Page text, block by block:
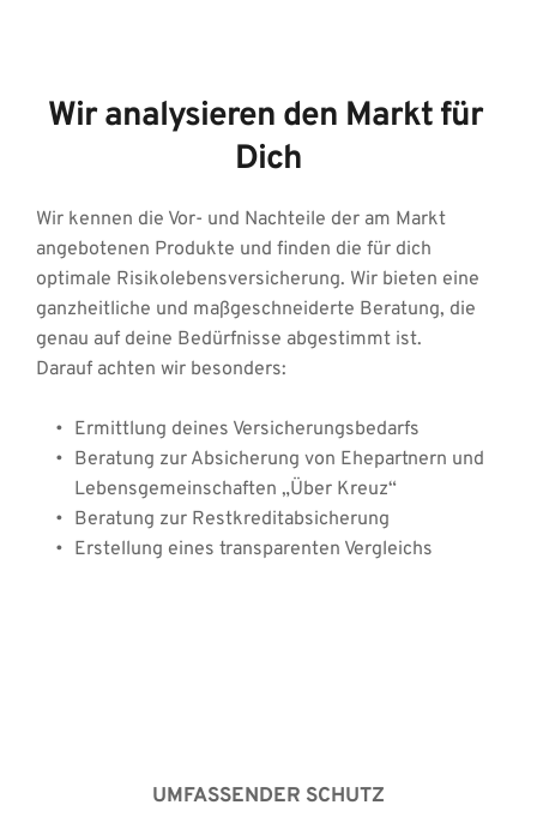
Wir analysieren den Markt für
Dich
Wir kennen die Vor- und Nachteile der am Markt
angebotenen Produkte und finden die für dich
optimale Risikolebensversicherung. Wir bieten eine
ganzheitliche und maßgeschneiderte Beratung, die
genau auf deine Bedürfnisse abgestimmt ist.
Darauf achten wir besonders:
Ermittlung deines Versicherungsbedarfs
Beratung zur Absicherung von Ehepartnern und
Lebensgemeinschaften „Über Kreuz“
Beratung zur Restkreditabsicherung
Erstellung eines transparenten Vergleichs
UMFASSENDER SCHUTZ